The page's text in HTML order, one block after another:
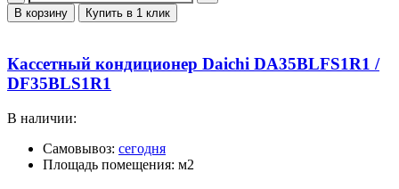
В корзину Купить в 1 клик
Кассетный кондиционер Daichi DA35BLFS1R1 /
DF35BLS1R1
В наличии:
Самовывоз: сегодня
Площадь помещения: м2